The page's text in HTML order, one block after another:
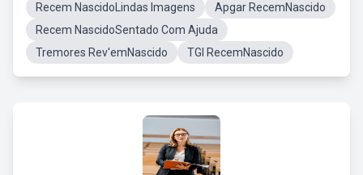
Recem NascidoLindas Imagens
Apgar RecemNascido
Recem NascidoSentado Com Ajuda
Tremores Rev'emNascido
TGI RecemNascido